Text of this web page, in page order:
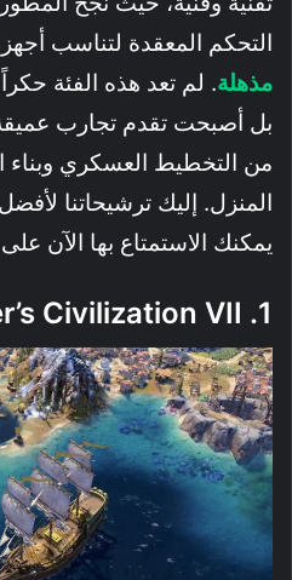
التحكم المعقدة لتناسب
مذهلة. لم تعد هذه الفئة
بل أصبحت تقدم تجارب عميقة
من التخطيط العسكري وبناء
يمكنك الاستمتاع بها الآن
1. Sid Meier’s Civilization VII